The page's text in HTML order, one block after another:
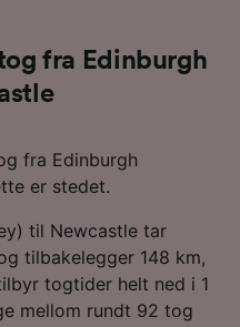
fra Edinburgh
fra Edinburgh
er stedet.
til Newcastle tar
tilbakelegger 148 km,
togtider helt ned i 1
mellom rundt 92 tog